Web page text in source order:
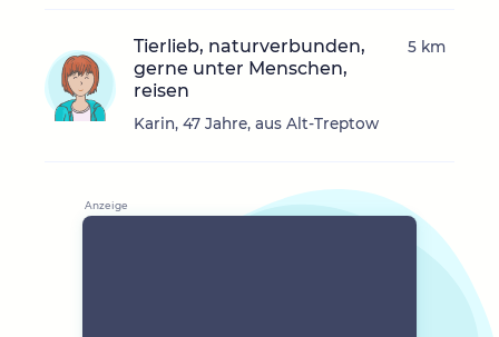
Tierlieb, naturverbunden,
gerne unter Menschen,
reisen
Karin, 47 Jahre, aus Alt-Treptow
5 km